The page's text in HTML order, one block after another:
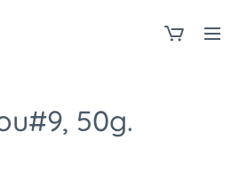
50g.